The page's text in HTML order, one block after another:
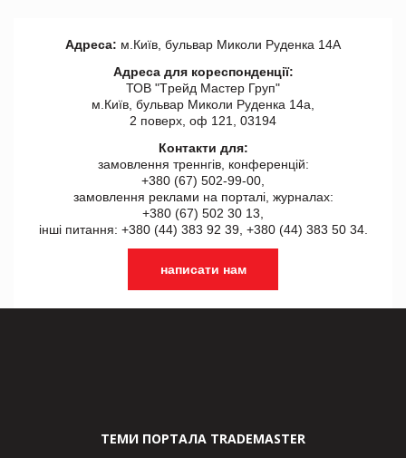
Адреса: м.Київ, бульвар Миколи Руденка 14А
Адреса для кореспонденції:
ТОВ "Tрейд Мастер Груп"
м.Київ, бульвар Миколи Руденка 14а,
2 поверх, оф 121, 03194
Контакти для:
замовлення треннгів, конференцій:
+380 (67) 502-99-00,
замовлення реклами на порталі, журналах:
+380 (67) 502 30 13,
інші питання: +380 (44) 383 92 39, +380 (44) 383 50 34.
написати нам
ТЕМИ ПОРТАЛА TRADEMASTER